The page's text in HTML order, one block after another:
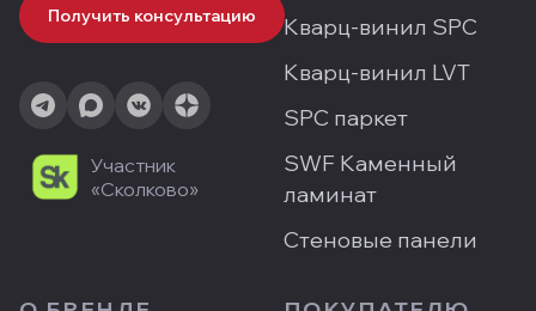
Получить консультацию
Участник
«Сколково»
Кварц-винил SPC
Кварц-винил LVT
SPC паркет
SWF Каменный
ламинат
Стеновые панели